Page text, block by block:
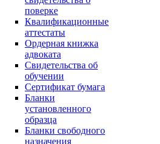
поверке
Квалификационные
аттестаты
Ордерная книжка
адвоката
Свидетельства об
обучении
Сертификат бумага
Бланки
установленного
образца
Бланки свободного
назначения